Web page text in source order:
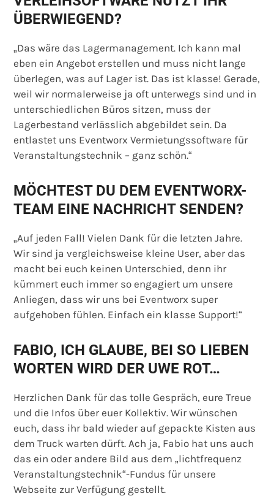
ÜBERWIEGEND?
„Das wäre das Lagermanagement. Ich kann mal
eben ein Angebot erstellen und muss nicht lange
überlegen, was auf Lager ist. Das ist klasse! Gerade,
weil wir normalerweise ja oft unterwegs sind und in
unterschiedlichen Büros sitzen, muss der
Lagerbestand verlässlich abgebildet sein. Da
entlastet uns Eventworx Vermietungssoftware für
Veranstaltungstechnik – ganz schön.“
MÖCHTEST DU DEM EVENTWORX-
TEAM EINE NACHRICHT SENDEN?
„Auf jeden Fall! Vielen Dank für die letzten Jahre.
Wir sind ja vergleichsweise kleine User, aber das
macht bei euch keinen Unterschied, denn ihr
kümmert euch immer so engagiert um unsere
Anliegen, dass wir uns bei Eventworx super
aufgehoben fühlen. Einfach ein klasse Support!“
FABIO, ICH GLAUBE, BEI SO LIEBEN
WORTEN WIRD DER UWE ROT…
Herzlichen Dank für das tolle Gespräch, eure Treue
und die Infos über euer Kollektiv. Wir wünschen
euch, dass ihr bald wieder auf gepackte Kisten aus
dem Truck warten dürft. Ach ja, Fabio hat uns auch
das ein oder andere Bild aus dem „lichtfrequenz
Veranstaltungstechnik“-Fundus für unsere
Webseite zur Verfügung gestellt.